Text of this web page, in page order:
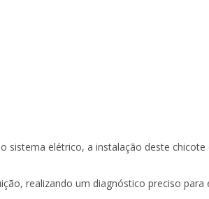
sistema elétrico, a instalação deste
realizando um diagnóstico preciso para